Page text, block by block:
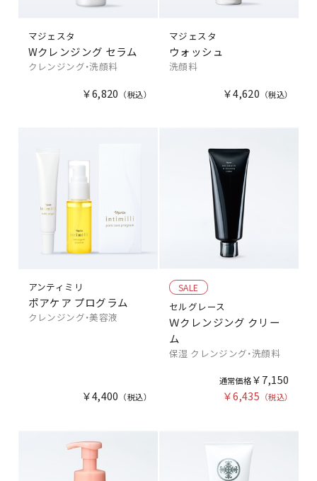
マジェスタ
Wクレンジング セラム
クレンジング・洗顔料
￥6,820
マジェスタ
ウォッシュ
洗顔料
￥4,620
アンティミリ
ポアケア プログラム
クレンジング・美容液
￥4,400
SALE
セルグレース
Ｗクレンジング クリー
ム
保湿 クレンジング・洗顔料
￥7,150
￥6,435